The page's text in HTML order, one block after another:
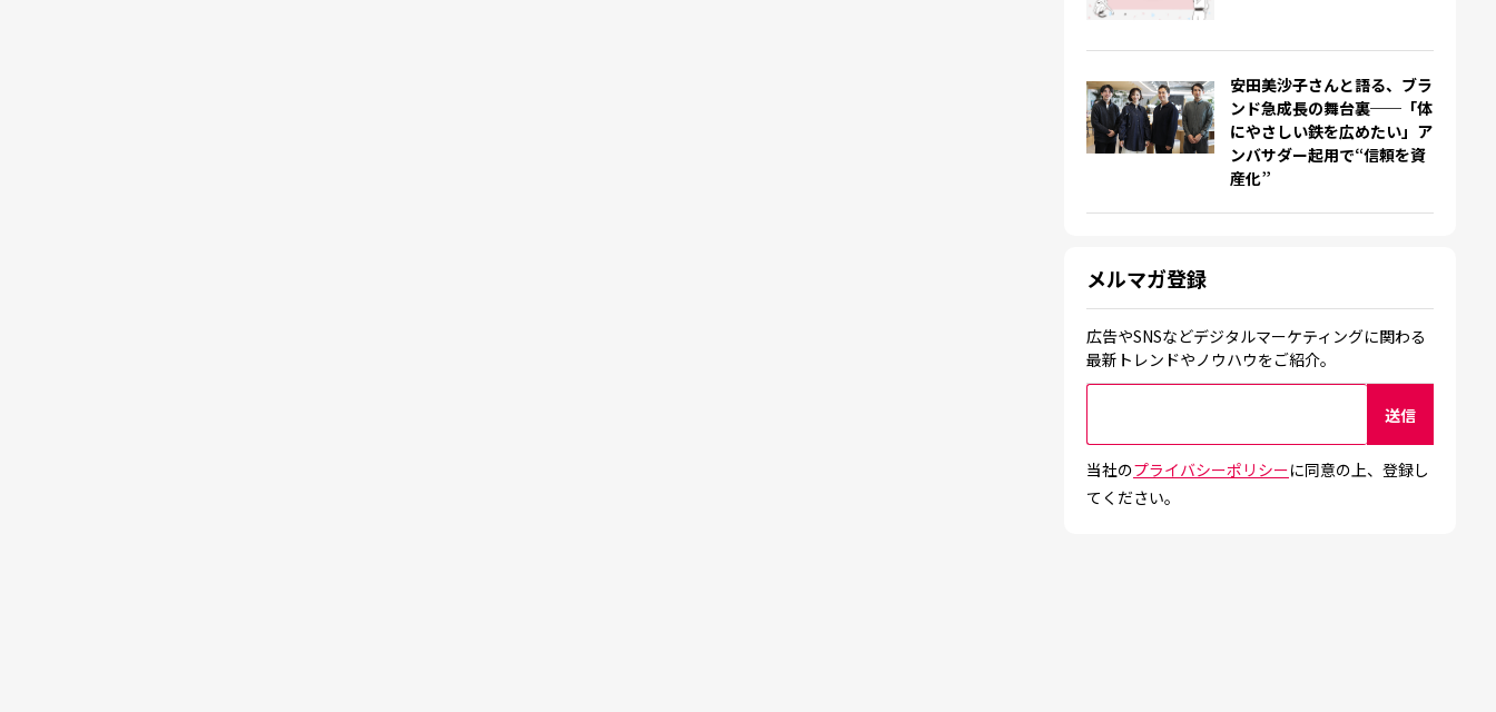
安田美沙子さんと語る、ブラ
ンド急成長の舞台裏──「体
にやさしい鉄を広めたい」ア
ンバサダー起用で“信頼を資
産化”
メルマガ登録
広告やSNSなどデジタルマーケティングに関わる
最新トレンドやノウハウをご紹介。
当社のプライバシーポリシーに同意の上、登録し
てください。